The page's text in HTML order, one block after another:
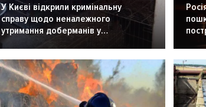
У Києві відкрили кримінальну
справу щодо неналежного
утримання доберманів у
розпліднику